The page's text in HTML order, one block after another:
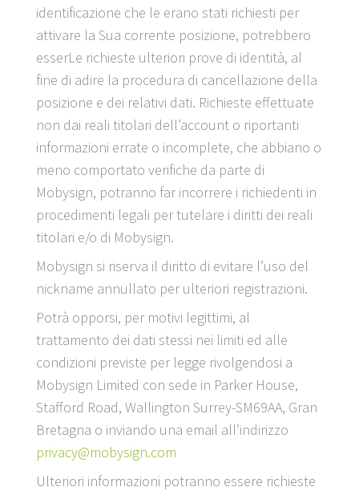
identificazione che le erano stati richiesti per
attivare la Sua corrente posizione, potrebbero
esserLe richieste ulteriori prove di identità, al
fine di adire la procedura di cancellazione della
posizione e dei relativi dati. Richieste effettuate
non dai reali titolari dell’account o riportanti
informazioni errate o incomplete, che abbiano o
meno comportato verifiche da parte di
Mobysign, potranno far incorrere i richiedenti in
procedimenti legali per tutelare i diritti dei reali
titolari e/o di Mobysign.
Mobysign si riserva il diritto di evitare l’uso del
nickname annullato per ulteriori registrazioni.
Potrà opporsi, per motivi legittimi, al
trattamento dei dati stessi nei limiti ed alle
condizioni previste per legge rivolgendosi a
Mobysign Limited con sede in Parker House,
Stafford Road, Wallington Surrey-SM69AA, Gran
Bretagna o inviando una email all’indirizzo
privacy@mobysign.com
Ulteriori informazioni potranno essere richieste